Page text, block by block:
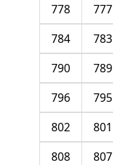
777
778
783
784
789
790
795
796
801
802
807
808